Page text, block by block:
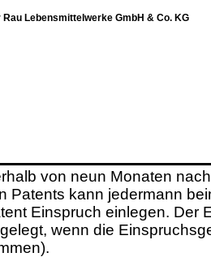
Rau Lebensmittelwerke GmbH & Co. KG
von neun Monaten
Patents kann jedermann
Einspruch einlegen. Der
wenn die